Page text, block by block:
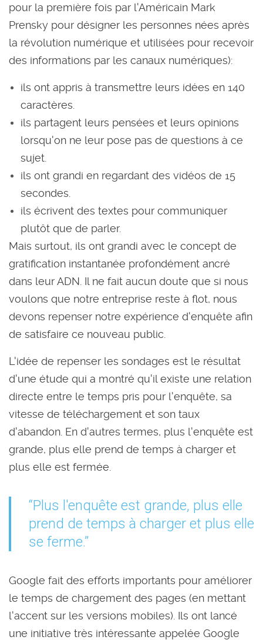
pour la première fois par l'Américain Mark
Prensky pour désigner les personnes nées après
la révolution numérique et utilisées pour recevoir
des informations par les canaux numériques):
ils ont appris à transmettre leurs idées en 140
caractères.
ils partagent leurs pensées et leurs opinions
lorsqu'on ne leur pose pas de questions à ce
sujet.
ils ont grandi en regardant des vidéos de 15
secondes.
ils écrivent des textes pour communiquer
plutôt que de parler.
Mais surtout, ils ont grandi avec le concept de
gratification instantanée profondément ancré
dans leur ADN. Il ne fait aucun doute que si nous
voulons que notre entreprise reste à flot, nous
devons repenser notre expérience d'enquête afin
de satisfaire ce nouveau public.
L'idée de repenser les sondages est le résultat
d'une étude qui a montré qu'il existe une relation
directe entre le temps pris pour l'enquête, sa
vitesse de téléchargement et son taux
d'abandon. En d'autres termes, plus l'enquête est
grande, plus elle prend de temps à charger et
plus elle est fermée.
“Plus l'enquête est grande, plus elle
prend de temps à charger et plus elle
se ferme.”
Google fait des efforts importants pour améliorer
le temps de chargement des pages (en mettant
l'accent sur les versions mobiles). Ils ont lancé
une initiative très intéressante appelée Google